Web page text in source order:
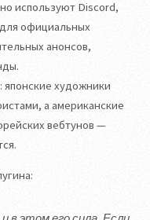
используют Discord,
официальных
анонсов,
японские художники
а американские
вебтунов —